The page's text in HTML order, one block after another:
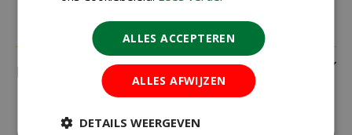
Recensies
ALLES ACCEPTEREN
ALLES AFWIJZEN
DETAILS WEERGEVEN